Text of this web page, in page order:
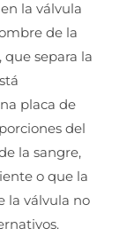
la válvula
de la
separa la
placa de
del
la sangre,
o que la
la válvula no